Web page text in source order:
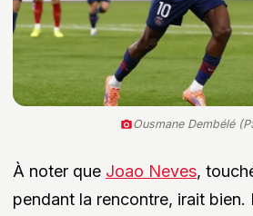
Ousmane Dembélé
À noter que Joao Neves,
pendant la rencontre, irait